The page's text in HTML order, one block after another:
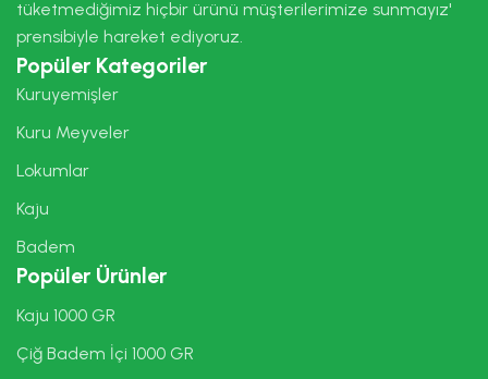
tüketmediğimiz hiçbir ürünü müşterilerimize sunmayız'
prensibiyle hareket ediyoruz.
Popüler Kategoriler
Kuruyemişler
Kuru Meyveler
Lokumlar
Kaju
Badem
Popüler Ürünler
Kaju 1000 GR
Çiğ Badem İçi 1000 GR